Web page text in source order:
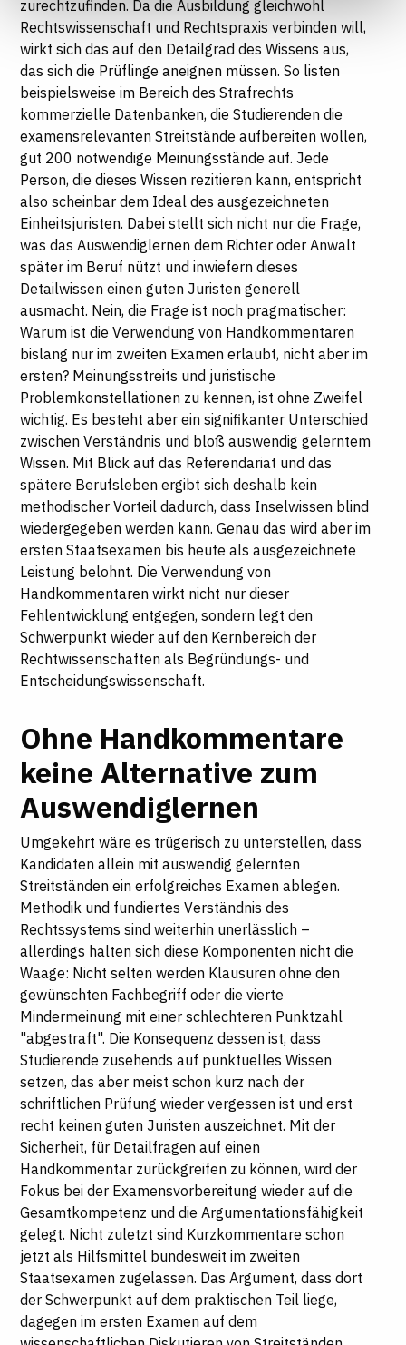
Informationen finden Sie in unseren
Datenschutzhinweisen
zurechtzufinden. Da die Ausbildung gleichwohl
Rechtswissenschaft und Rechtspraxis verbinden will,
wirkt sich das auf den Detailgrad des Wissens aus,
das sich die Prüflinge aneignen müssen. So listen
beispielsweise im Bereich des Strafrechts
kommerzielle Datenbanken, die Studierenden die
examensrelevanten Streitstände aufbereiten wollen,
gut 200 notwendige Meinungsstände auf. Jede
Person, die dieses Wissen rezitieren kann, entspricht
also scheinbar dem Ideal des ausgezeichneten
Einheitsjuristen. Dabei stellt sich nicht nur die Frage,
was das Auswendiglernen dem Richter oder Anwalt
später im Beruf nützt und inwiefern dieses
Detailwissen einen guten Juristen generell
ausmacht. Nein, die Frage ist noch pragmatischer:
Warum ist die Verwendung von Handkommentaren
bislang nur im zweiten Examen erlaubt, nicht aber im
ersten? Meinungsstreits und juristische
Problemkonstellationen zu kennen, ist ohne Zweifel
wichtig. Es besteht aber ein signifikanter Unterschied
zwischen Verständnis und bloß auswendig gelerntem
Wissen. Mit Blick auf das Referendariat und das
spätere Berufsleben ergibt sich deshalb kein
methodischer Vorteil dadurch, dass Inselwissen blind
wiedergegeben werden kann. Genau das wird aber im
ersten Staatsexamen bis heute als ausgezeichnete
Leistung belohnt. Die Verwendung von
Handkommentaren wirkt nicht nur dieser
Fehlentwicklung entgegen, sondern legt den
Schwerpunkt wieder auf den Kernbereich der
Rechtwissenschaften als Begründungs- und
Entscheidungswissenschaft.
Ohne Handkommentare
keine Alternative zum
Auswendiglernen
Umgekehrt wäre es trügerisch zu unterstellen, dass
Kandidaten allein mit auswendig gelernten
Streitständen ein erfolgreiches Examen ablegen.
Methodik und fundiertes Verständnis des
Rechtssystems sind weiterhin unerlässlich –
allerdings halten sich diese Komponenten nicht die
Waage: Nicht selten werden Klausuren ohne den
gewünschten Fachbegriff oder die vierte
Mindermeinung mit einer schlechteren Punktzahl
"abgestraft". Die Konsequenz dessen ist, dass
Studierende zusehends auf punktuelles Wissen
setzen, das aber meist schon kurz nach der
schriftlichen Prüfung wieder vergessen ist und erst
recht keinen guten Juristen auszeichnet. Mit der
Sicherheit, für Detailfragen auf einen
Handkommentar zurückgreifen zu können, wird der
Fokus bei der Examensvorbereitung wieder auf die
Gesamtkompetenz und die Argumentationsfähigkeit
gelegt. Nicht zuletzt sind Kurzkommentare schon
jetzt als Hilfsmittel bundesweit im zweiten
Staatsexamen zugelassen. Das Argument, dass dort
der Schwerpunkt auf dem praktischen Teil liege,
dagegen im ersten Examen auf dem